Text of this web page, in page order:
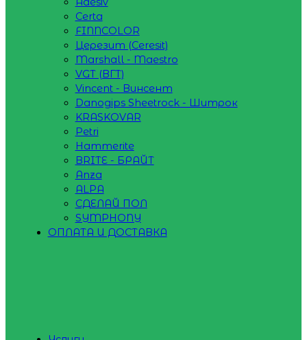
Certa
FINNCOLOR
Церезит (Ceresit)
Marshall - Maestro
VGT (ВГТ)
Vincent - Винсент
Danogips Sheetrock - Шитрок
KRASKOVAR
Petri
Hammerite
BRITE - БРАЙТ
Anza
ALPA
СДЕЛАЙ ПОЛ
SYMPHONY
ОПЛАТА И ДОСТАВКА